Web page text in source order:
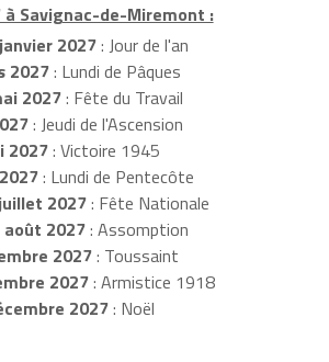
à Savignac-de-Miremont :
janvier 2027: Jour de l'an
2027: Lundi de Pâques
2027: Fête du Travail
: Jeudi de l'Ascension
2027: Victoire 1945
: Lundi de Pentecôte
2027: Fête Nationale
août 2027: Assomption
2027: Toussaint
2027: Armistice 1918
2027: Noël